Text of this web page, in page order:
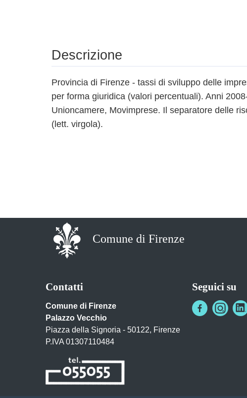
Descrizione
Provincia di Firenze - tassi di sviluppo delle
per forma giuridica (valori percentuali). Anni
Unioncamere, Movimprese. Il separatore delle
(lett. virgola).
Comune di Firenze
Contatti
Comune di Firenze
Palazzo Vecchio
Piazza della Signoria - 50122, Firenze
P.IVA 01307110484
Seguici su